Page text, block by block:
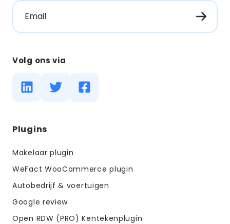
Email
Volg ons via
Diensten
Plugins
Makelaar plugin
WeFact WooCommerce plugin
Autobedrijf & voertuigen
Google review
Open RDW (PRO) Kentekenplugin